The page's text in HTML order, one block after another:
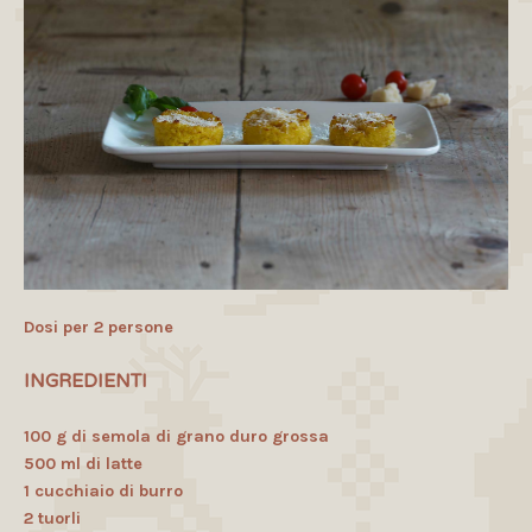
Dosi per 2 persone
INGREDIENTI
100 g di semola di grano duro grossa
500 ml di latte
1 cucchiaio di burro
2 tuorli